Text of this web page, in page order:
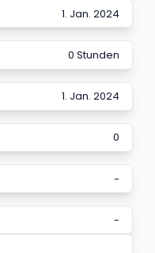
1. Jan. 2024
0 Stunden
1. Jan. 2024
0
-
-